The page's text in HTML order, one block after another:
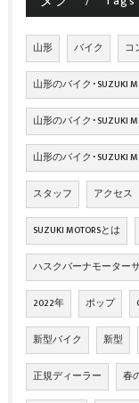
山形 バイク コ
山形のバイク･SUZUKI
山形のバイク･SUZUKI
山形のバイク･SUZUKI
スタッフ アクセス
SUZUKI MOTORSとは
ハスクバーナモーター
2022年 ポップ
新型バイク 新型
正規ディーラー 春